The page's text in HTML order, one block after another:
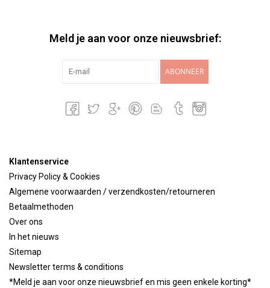
Meld je aan voor onze nieuwsbrief:
ABONNEER
Klantenservice
Privacy Policy & Cookies
Algemene voorwaarden / verzendkosten/retourneren
Betaalmethoden
Over ons
In het nieuws
Sitemap
Newsletter terms & conditions
*Meld je aan voor onze nieuwsbrief en mis geen enkele korting*